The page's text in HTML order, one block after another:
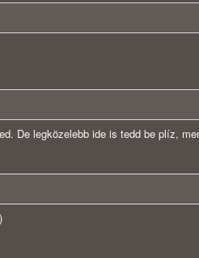
De legközelebb ide is tedd be plíz,